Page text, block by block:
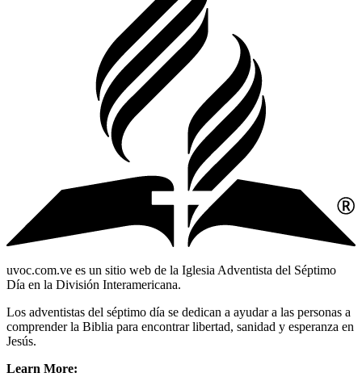
uvoc.com.ve es un sitio web de la Iglesia Adventista del Séptimo
Día en la División Interamericana.
Los adventistas del séptimo día se dedican a ayudar a las personas a
comprender la Biblia para encontrar libertad, sanidad y esperanza en
Jesús.
Learn More: